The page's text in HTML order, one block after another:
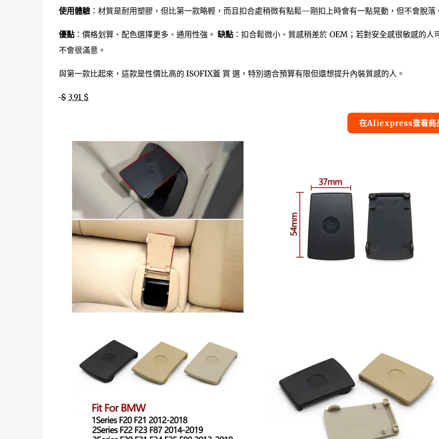
使用體驗：材質是耐用塑膠，但比第一款略輕，而且扣合處稍微有點鬆—剛扣上時會有一點晃動，但不會脫落
優點：價格划算、配色選擇更多、通用性強。 缺點：扣合鬆微小、質感稍差於 OEM；若對安全感很敏感的人
不會很滿意。
與第一款比起來，這款是性價比高的 ISOFIX蓋 買 選，特別適合預算有限但還想提升內裝質感的人。
$ 3,91 $
在Aliexpress查看商